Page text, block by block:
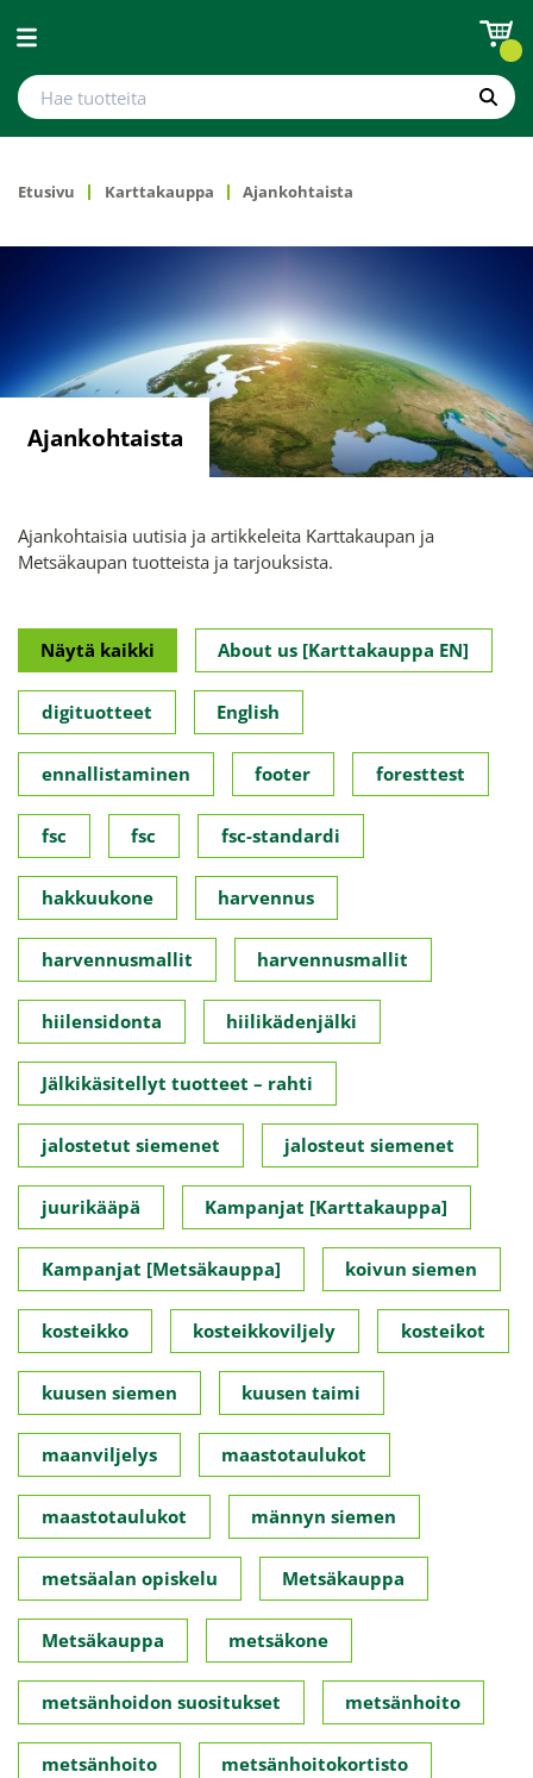
Avaa valikko
Hae tuotteita
Hae
Etusivu Karttakauppa Ajankohtaista
Ajankohtaista
Ajankohtaisia uutisia ja artikkeleita Karttakaupan ja
Metsäkaupan tuotteista ja tarjouksista.
Näytä kaikki About us [Karttakauppa EN]
digituotteet English
ennallistaminen footer foresttest
fsc fsc fsc-standardi
hakkuukone harvennus
harvennusmallit harvennusmallit
hiilensidonta hiilikädenjälki
Jälkikäsitellyt tuotteet – rahti
jalostetut siemenet jalosteut siemenet
juurikääpä Kampanjat [Karttakauppa]
Kampanjat [Metsäkauppa] koivun siemen
kosteikko kosteikkoviljely kosteikot
kuusen siemen kuusen taimi
maanviljelys maastotaulukot
maastotaulukot männyn siemen
metsäalan opiskelu Metsäkauppa
Metsäkauppa metsäkone
metsänhoidon suositukset metsänhoito
metsänhoito metsänhoitokortisto